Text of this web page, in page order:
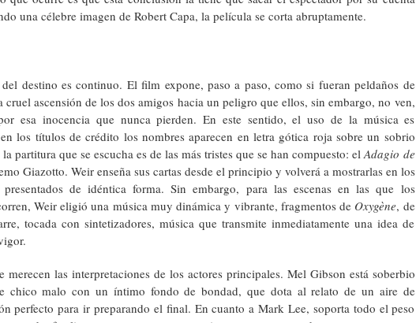
una célebre imagen de Robert Capa, la película se corta abruptamente.
destino es continuo. El film expone, paso a paso, como si fueran peldaños de
cruel ascensión de los dos amigos hacia un peligro que ellos, sin embargo, no ven,
esa inocencia que nunca pierden. En este sentido, el uso de la música es
los títulos de crédito los nombres aparecen en letra gótica roja sobre un sobrio
partitura que se escucha es de las más tristes que se han compuesto: elAdagio de
Giazotto. Weir enseña sus cartas desde el principio y volverá a mostrarlas en los
de idéntica forma. Sin embargo, para las escenas en las que los
Weir eligió una música muy dinámica y vibrante, fragmentos de Oxygène, de
tocada con sintetizadores, música que transmite inmediatamente una idea de
merecen las interpretaciones de los actores principales. Mel Gibson está soberbio
chico malo con un íntimo fondo de bondad, que dota al relato de un aire de
perfecto para ir preparando el final. En cuanto a Mark Lee, soporta todo el peso